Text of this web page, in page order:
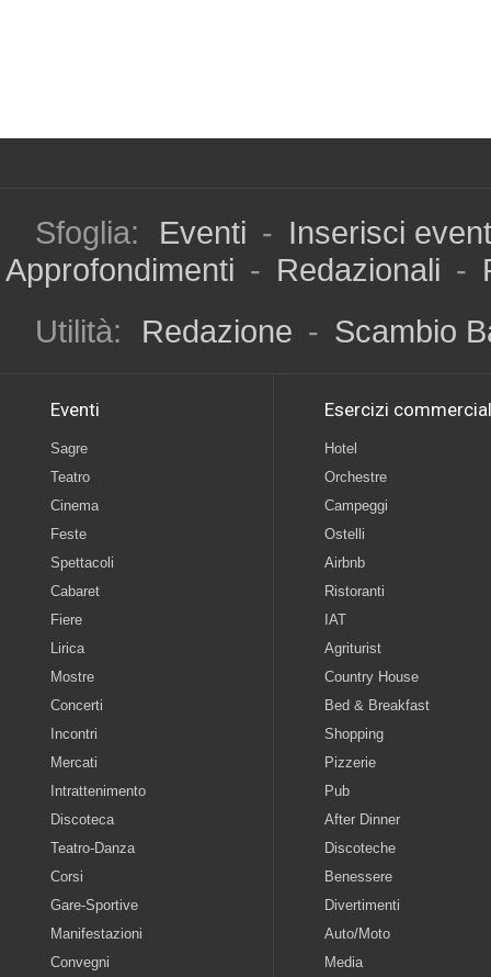
Sfoglia: Eventi - Inserisci
Approfondimenti - Redazionali -
Utilità:
Redazione - Scambio
Eventi
Sagre
Teatro
Cinema
Feste
Spettacoli
Cabaret
Fiere
Lirica
Mostre
Concerti
Incontri
Mercati
Intrattenimento
Discoteca
Teatro-Danza
Corsi
Gare-Sportive
Manifestazioni
Convegni
Esercizi
Hotel
Orchestre
Campeggi
Ostelli
Airbnb
Ristoranti
IAT
Agriturist
Country House
Bed & Breakfast
Shopping
Pizzerie
Pub
After Dinner
Discoteche
Benessere
Divertimenti
Auto/Moto
Media